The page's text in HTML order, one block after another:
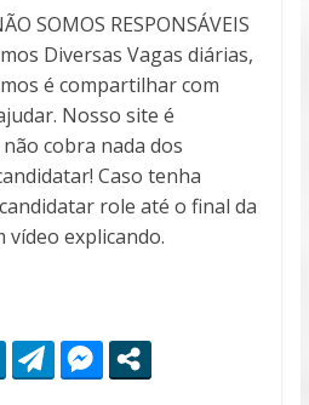
SOMOS RESPONSÁVEIS
Diversas Vagas diárias,
é compartilhar com
Nosso site é
cobra nada dos
Caso tenha
role até o final da
vídeo explicando.